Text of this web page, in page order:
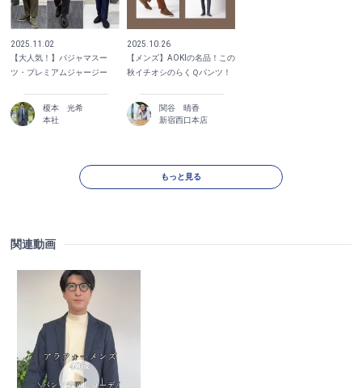
2025.11.02
【大人気！】パジャマスー
ツ・プレミアムジャージー
榎本 光希
本社
2025.10.26
【メンズ】AOKIの名品！この
秋イチオシのらくＱパンツ！
関谷 晴香
新宿西口本店
もっと見る
関連動画